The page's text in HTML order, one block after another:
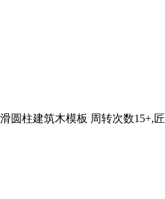
圆柱建筑木模板 周转次数15+,